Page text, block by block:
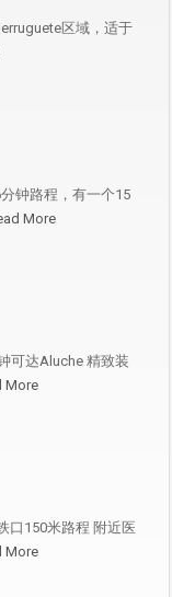
区域，适于
钟路程，有一个15
More
可达Aluche 精致装
More
口150米路程 附近医
More